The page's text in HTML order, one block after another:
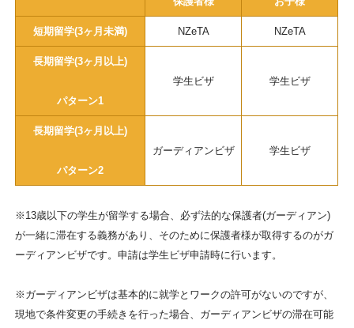
短期留学(3ヶ月未満) NZeTA NZeTA
長期留学(3ヶ月以上)
パターン1
学生ビザ 学生ビザ
長期留学(3ヶ月以上)
パターン2
ガーディアンビザ 学生ビザ
※13歳以下の学生が留学する場合、必ず法的な保護者(ガーディアン)
が一緒に滞在する義務があり、そのために保護者様が取得するのがガ
ーディアンビザです。申請は学生ビザ申請時に行います。
※ガーディアンビザは基本的に就学とワークの許可がないのですが、
現地で条件変更の手続きを行った場合、ガーディアンビザの滞在可能